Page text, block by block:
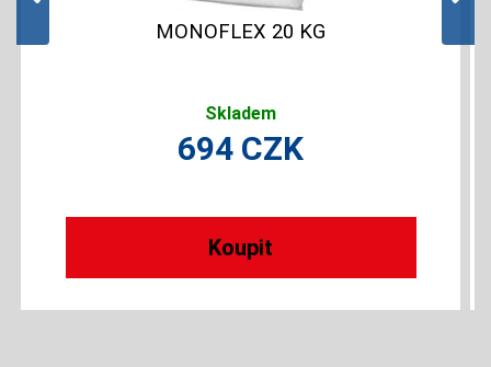
Skladem
324CZK
MONOFLEX 20 KG
Skladem
694 CZK